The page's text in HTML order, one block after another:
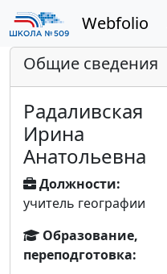
Webfolio
Общие сведения
Радаливская
Ирина
Анатольевна
Должности:
учитель географии
Образование,
переподготовка: